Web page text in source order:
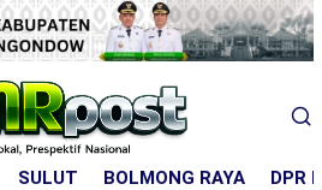
SULUT BOLMONG RAYA DPR